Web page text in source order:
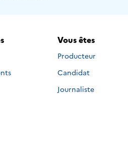
Vous êtes
Producteur
Candidat
Journaliste